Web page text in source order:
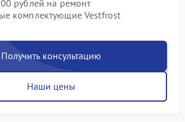
рублей на ремонт
комплектующие Vestfrost
Получить консультацию
Наши цены